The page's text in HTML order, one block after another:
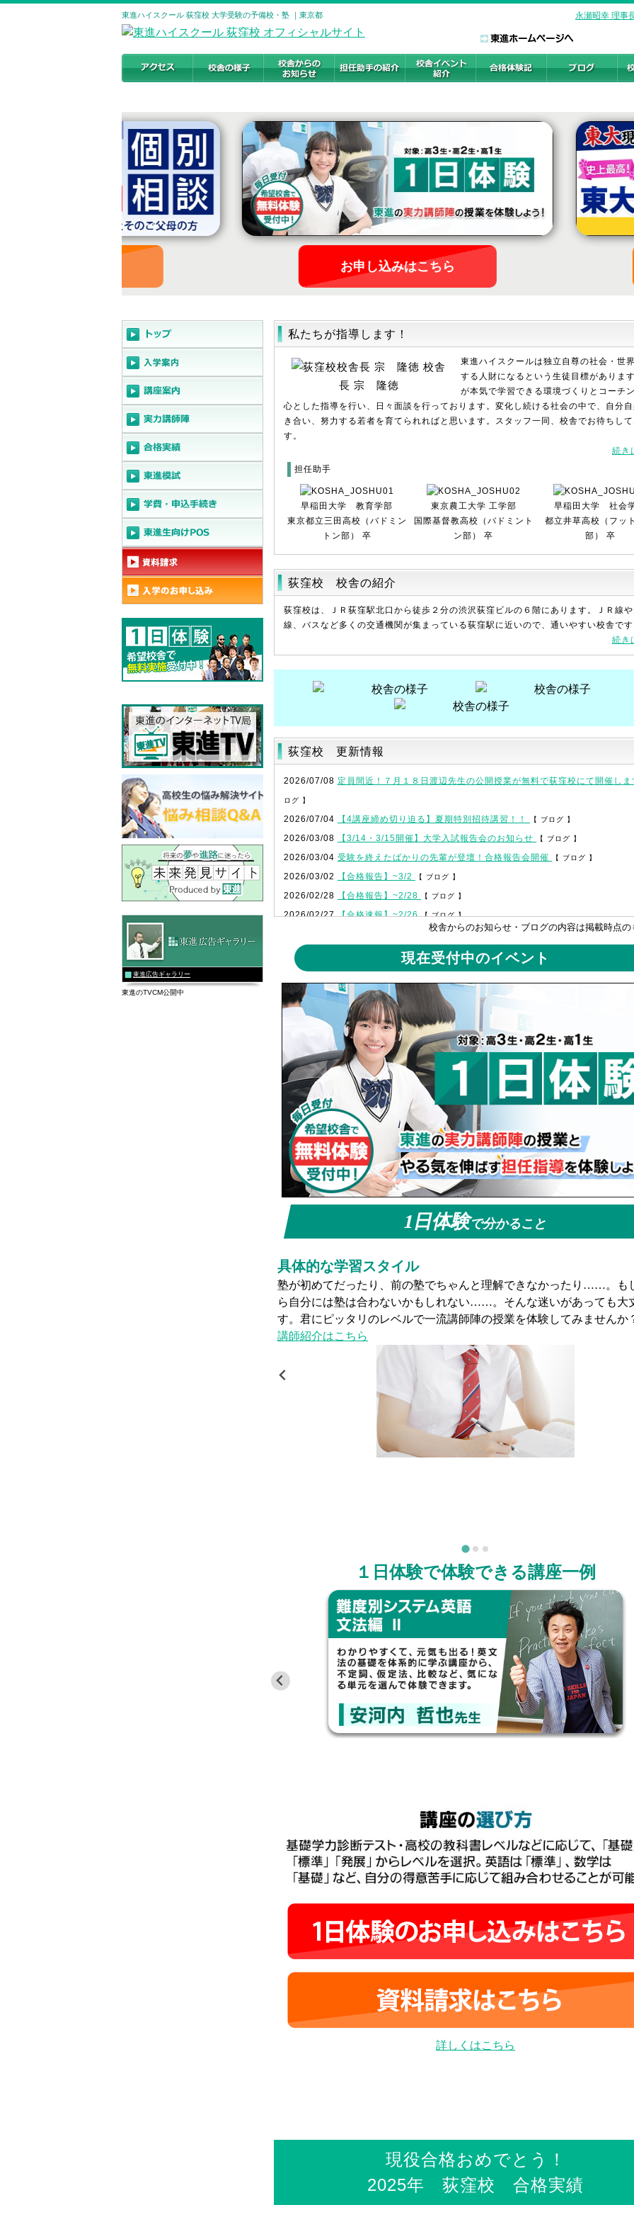
東進ハイスクール 荻窪校 大学受験の予備校・塾 ｜東京都 永瀬昭幸 理事
お申し込みはこちら
東進広告ギャラリー
東進のTVCM公開中
私たちが指導します！
校舎
長 宗 隆徳
東進ハイスクールは独立自尊の社会・世
する人財になるという生徒目標がありま
が本気で学習できる環境づくりとコーチ
心とした指導を行い、日々面談を行っております。変化し続ける社会の中で、自分自
き合い、努力する若者を育てられればと思います。スタッフ一同、校舎でお待ちして
す。
続き
担任助手
早稲田大学 教育学部
東京都立三田高校（バドミン
トン部） 卒
東京農工大学 工学部
国際基督教高校（バドミント
ン部） 卒
早稲田大学 社会
都立井草高校（フッ
部） 卒
荻窪校 校舎の紹介
荻窪校は、ＪＲ荻窪駅北口から徒歩２分の渋沢荻窪ビルの６階にあります。ＪＲ線や
線、バスなど多くの交通機関が集まっている荻窪駅に近いので、通いやすい校舎です
続き
荻窪校 更新情報
2026/07/08 定員間近！７月１８日渡辺先生の公開授業が無料で荻窪校にて開催しま
ログ 】
2026/07/04 【4講座締め切り迫る】夏期特別招待講習！！ 【 ブログ 】
2026/03/08 【3/14・3/15開催】大学入試報告会のお知らせ 【 ブログ 】
2026/03/04 受験を終えたばかりの先輩が登壇！合格報告会開催 【 ブログ 】
2026/03/02 【合格報告】~3/2 【 ブログ 】
2026/02/28 【合格報告】~2/28 【 ブログ 】
2026/02/27【合格速報】~2/26【 ブログ 】
2026/02/20 【3/26開催】武藤一也先生の特別公開授業【 ブログ 】
2026/02/20合格報告会＆新年度特別招待講習のご案内【3/1まで4講座無料】【 ブ
校舎からのお知らせ・ブログの内容は掲載時点の
現在受付中のイベント
1日体験で分かること
具体的な通塾イメージ
実際の通塾にかかる距離や時間、さらに部活などをこなしながら一定
間を確保できるかどうか……。両立できるだろうか……。そんな心配
ッフとの面談で具体的に毎日の通塾スケジュールをイメージできるよ
ます。
１日体験で体験できる講座一例
詳しくはこちら
現役合格おめでとう！
2025年 荻窪校 合格実績